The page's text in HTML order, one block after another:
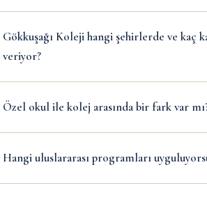
Gökkuşağı Koleji hangi şehirlerde ve kaç
veriyor?
Özel okul ile kolej arasında bir fark var
Hangi uluslararası programları